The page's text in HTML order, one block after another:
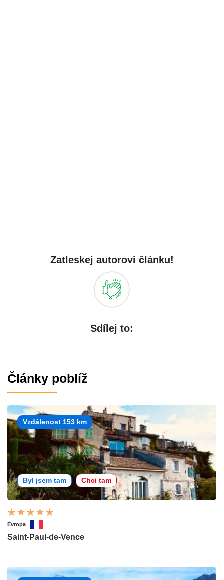
Zatleskej autorovi článku!
Sdílej to:
Články poblíž
Vzdálenost 153 km
Byl jsem tam Chci tam
Evropa
Saint-Paul-de-Vence